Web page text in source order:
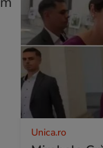
Unica.ro